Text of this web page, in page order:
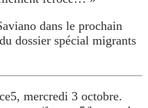
dans le prochain
dossier spécial migrants
mercredi 3 octobre.